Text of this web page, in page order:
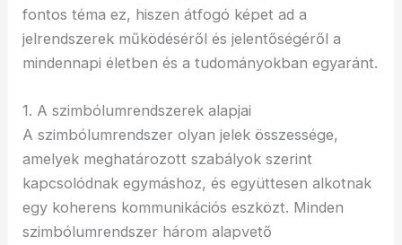
fontos téma ez, hiszen átfogó képet ad a
jelrendszerek működéséről és jelentőségéről a
mindennapi életben és a tudományokban egyaránt.
1. A szimbólumrendszerek alapjai
A szimbólumrendszer olyan jelek összessége,
amelyek meghatározott szabályok szerint
kapcsolódnak egymáshoz, és együttesen alkotnak
egy koherens kommunikációs eszközt. Minden
szimbólumrendszer három alapvető